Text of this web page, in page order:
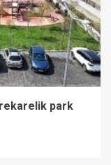
park